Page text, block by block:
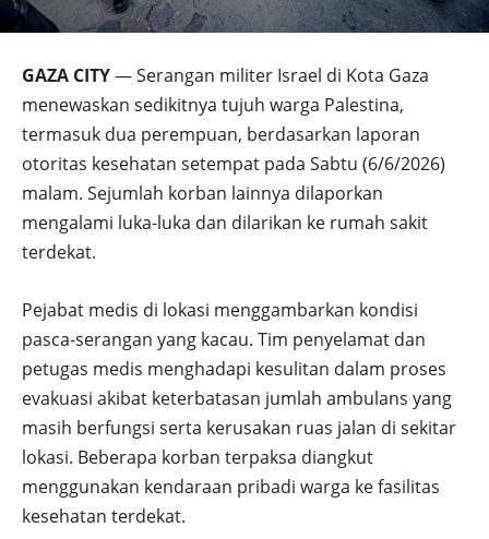
GAZA CITY— Serangan militer Israel di Kota Gaza
menewaskan sedikitnya tujuh warga Palestina,
termasuk dua perempuan, berdasarkan laporan
otoritas kesehatan setempat pada Sabtu (6/6/2026)
malam. Sejumlah korban lainnya dilaporkan
mengalami luka-luka dan dilarikan ke rumah sakit
terdekat.
Pejabat medis di lokasi menggambarkan kondisi
pasca-serangan yang kacau. Tim penyelamat dan
petugas medis menghadapi kesulitan dalam proses
evakuasi akibat keterbatasan jumlah ambulans yang
masih berfungsi serta kerusakan ruas jalan di sekitar
lokasi. Beberapa korban terpaksa diangkut
menggunakan kendaraan pribadi warga ke fasilitas
kesehatan terdekat.